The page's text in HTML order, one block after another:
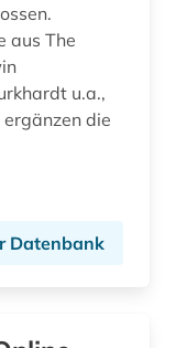
aus The
u.a.,
die
Datenbank